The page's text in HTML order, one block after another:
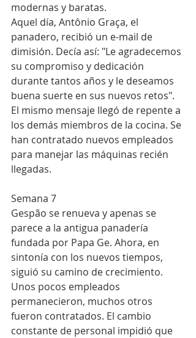
modernas y baratas.
Aquel día, Antônio Graça, el
panadero, recibió un e-mail de
dimisión. Decía así: "Le agradecemos
su compromiso y dedicación
durante tantos años y le deseamos
buena suerte en sus nuevos retos".
El mismo mensaje llegó de repente a
los demás miembros de la cocina. Se
han contratado nuevos empleados
para manejar las máquinas recién
llegadas.
Semana 7
Gespão se renueva y apenas se
parece a la antigua panadería
fundada por Papa Ge. Ahora, en
sintonía con los nuevos tiempos,
siguió su camino de crecimiento.
Unos pocos empleados
permanecieron, muchos otros
fueron contratados. El cambio
constante de personal impidió que